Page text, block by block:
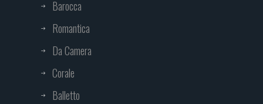
Barocca
Romantica
Da Camera
Corale
Balletto